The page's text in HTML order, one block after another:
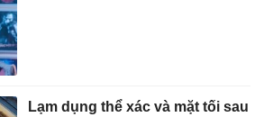
Lạm dụng thể xác và mặt tối sau